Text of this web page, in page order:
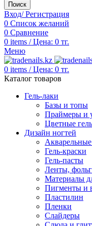
Поиск
Вход/ Регистрация
0 Список желаний
0 Сравнение
0 items / Цена: 0 тг.
Меню
0 items / Цена: 0 тг.
Каталог товаров
Гель-лаки
Базы и топы
Праймеры и
Цветные
Дизайн ногтей
Гель-краски
Гель-пасты
Ленты,
Материалы
Пигменты и
Пластилин
Пленки
Слайдеры